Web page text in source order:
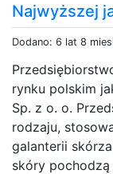
Najwyższej
Dodano: 6 lat 8
rynku polskim
Sp. z o. o.
rodzaju,
galanterii
skóry